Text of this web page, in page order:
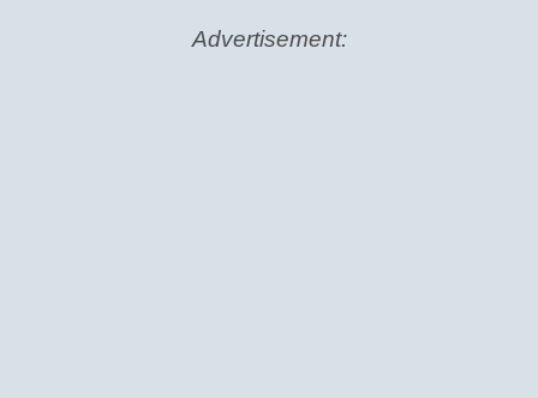
Advertisement: